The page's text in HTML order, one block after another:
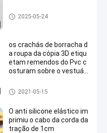
Remendos feitos sob encome
nda da roupa
2025-05-24
os crachás de borracha d
a roupa da cópia 3D etiqu
etam remendos do Pvc c
osturam sobre o vestuári
Etiquetas de borracha da roup
a
2021-05-15
O anti silicone elástico im
primiu o cabo da corda da
tração de 1cm